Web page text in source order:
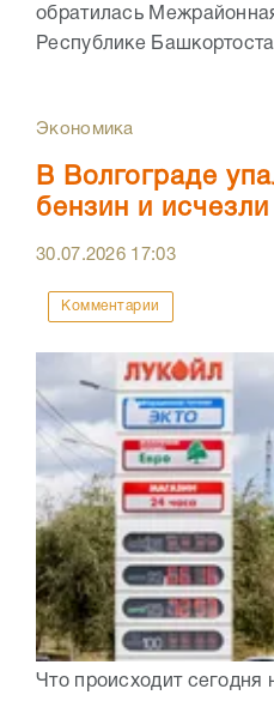
обратилась
Республике
Экономика
В Волгограде
бензин и
30.07.2026 17:03
Комментарии
Что происходит сегодня